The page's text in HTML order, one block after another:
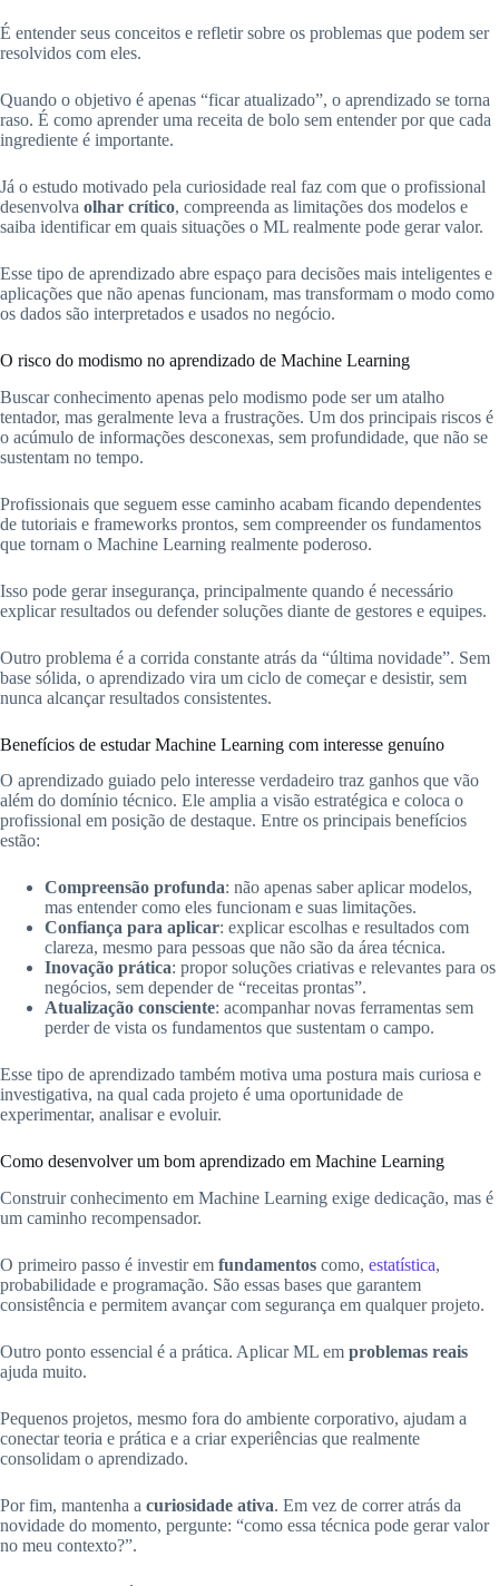
É entender seus conceitos e refletir sobre os problemas que podem ser
resolvidos com eles.
Quando o objetivo é apenas “ficar atualizado”, o aprendizado se torna
raso. É como aprender uma receita de bolo sem entender por que cada
ingrediente é importante.
Já o estudo motivado pela curiosidade real faz com que o profissional
desenvolva olhar crítico, compreenda as limitações dos modelos e
saiba identificar em quais situações o ML realmente pode gerar valor.
Esse tipo de aprendizado abre espaço para decisões mais inteligentes e
aplicações que não apenas funcionam, mas transformam o modo como
os dados são interpretados e usados no negócio.
O risco do modismo no aprendizado de Machine Learning
Buscar conhecimento apenas pelo modismo pode ser um atalho
tentador, mas geralmente leva a frustrações. Um dos principais riscos é
o acúmulo de informações desconexas, sem profundidade, que não se
sustentam no tempo.
Profissionais que seguem esse caminho acabam ficando dependentes
de tutoriais e frameworks prontos, sem compreender os fundamentos
que tornam o Machine Learning realmente poderoso.
Isso pode gerar insegurança, principalmente quando é necessário
explicar resultados ou defender soluções diante de gestores e equipes.
Outro problema é a corrida constante atrás da “última novidade”. Sem
base sólida, o aprendizado vira um ciclo de começar e desistir, sem
nunca alcançar resultados consistentes.
Benefícios de estudar Machine Learning com interesse genuíno
O aprendizado guiado pelo interesse verdadeiro traz ganhos que vão
além do domínio técnico. Ele amplia a visão estratégica e coloca o
profissional em posição de destaque. Entre os principais benefícios
estão:
Compreensão profunda: não apenas saber aplicar modelos,
mas entender como eles funcionam e suas limitações.
Confiança para aplicar: explicar escolhas e resultados com
clareza, mesmo para pessoas que não são da área técnica.
Inovação prática: propor soluções criativas e relevantes para os
negócios, sem depender de “receitas prontas”.
Atualização consciente: acompanhar novas ferramentas sem
perder de vista os fundamentos que sustentam o campo.
Esse tipo de aprendizado também motiva uma postura mais curiosa e
investigativa, na qual cada projeto é uma oportunidade de
experimentar, analisar e evoluir.
Como desenvolver um bom aprendizado em Machine Learning
Construir conhecimento em Machine Learning exige dedicação, mas é
um caminho recompensador.
O primeiro passo é investir em fundamentos como, estatística,
probabilidade e programação. São essas bases que garantem
consistência e permitem avançar com segurança em qualquer projeto.
Outro ponto essencial é a prática. Aplicar ML em problemas reais
ajuda muito.
Pequenos projetos, mesmo fora do ambiente corporativo, ajudam a
conectar teoria e prática e a criar experiências que realmente
consolidam o aprendizado.
Por fim, mantenha a curiosidade ativa. Em vez de correr atrás da
novidade do momento, pergunte: “como essa técnica pode gerar valor
no meu contexto?”.